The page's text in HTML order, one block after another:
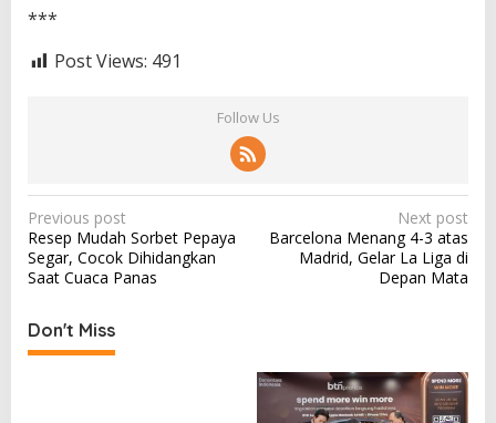
***
Post Views: 491
Follow Us
P
o
s
n
Previous post
Resep Mudah Sorbet Pepaya
Segar, Cocok Dihidangkan
Saat Cuaca Panas
Next post
Barcelona Menang 4-3 atas
Madrid, Gelar La Liga di
Depan Mata
Don't Miss